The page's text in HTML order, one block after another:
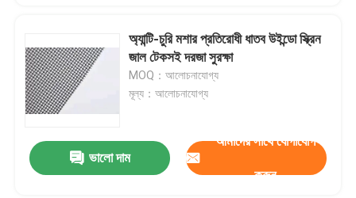
পণ্য
আমাদের সম্বন্ধে
কারখানা পরিদর্শন
অ্যান্টি-চুরি মশার প্রতিরোধী ধাতব উইন্ডো স্ক্রিন
জাল টেকসই দরজা সুরক্ষা
MOQ：আলোচনাযোগ্য
মূল্য：আলোচনাযোগ্য
ভালো দাম
আমাদের সাথে যোগাযোগ
করুন